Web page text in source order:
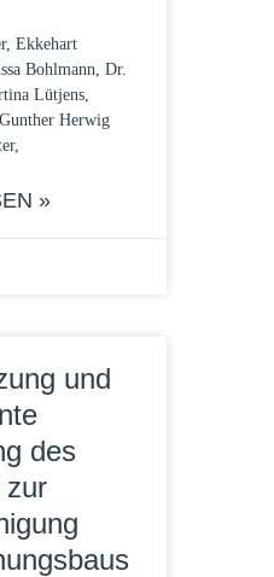
Ekkehart
Bohlmann, Dr.
Lütjens,
Herwig
»
und
des
zur